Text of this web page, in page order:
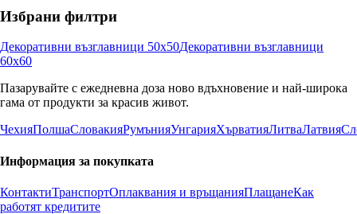
Избрани филтри
Декоративни възглавници 50x50Декоративни възглавници
60x60
Пазарувайте с ежедневна доза ново вдъхновение и най-широка
гама от продукти за красив живот.
ЧехияПолшаСловакияРумънияУнгарияХърватияЛитваЛатвия
Информация за покупката
КонтактиТранспортОплаквания и връщанияПлащанеКак
работят кредитите